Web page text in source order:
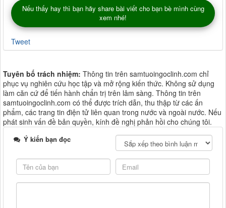
Nếu thấy hay thì bạn hãy share bài viết cho bạn bè mình cùng
xem nhé!
Tweet
Tuyên bố trách nhiệm: Thông tin trên samtuoingoclinh.com chỉ
phục vụ nghiên cứu học tập và mở rộng kiến thức. Không sử dụng
làm căn cứ để tiến hành chẩn trị trên lâm sàng. Thông tin trên
samtuoingoclinh.com có thể được trích dẫn, thu thập từ các ấn
phẩm, các trang tin điện tử liên quan trong nước và ngoài nước. Nếu
phát sinh vấn đề bản quyền, kính đề nghị phản hồi cho chúng tôi.
Ý kiến bạn đọc